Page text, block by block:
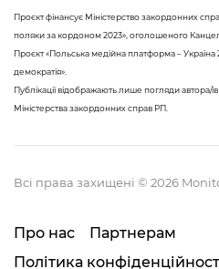
Проєкт фінансує Міністерство закордонних
поляки за кордоном 2023», оголошеного
Проєкт «Польська медійна платформа – Україна
демократія».
Публікації відображають лише погляди автора/
Міністерства закордонних справ РП.
Всі права захищені © 2026
Про нас
Партнерам
Політика